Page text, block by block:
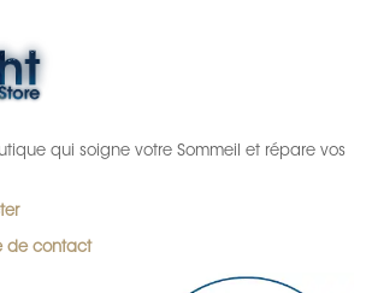
qui soigne votre Sommeil et répare vos
de contact